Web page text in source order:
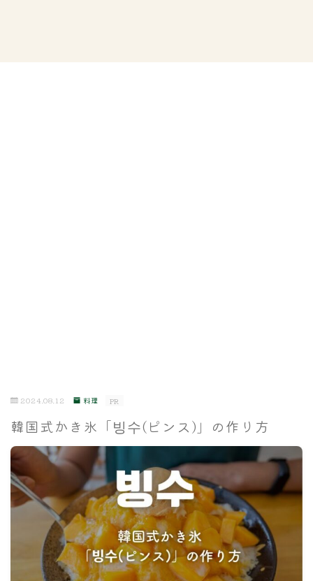
2024.08.12 料理 PR
韓国式かき氷「빙수(ピンス)」の作り方